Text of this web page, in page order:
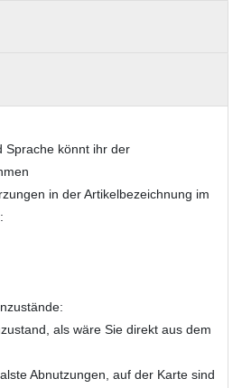
Sprache könnt ihr der
in der Artikelbezeichnung im
als wäre Sie direkt aus dem
Abnutzungen, auf der Karte sind